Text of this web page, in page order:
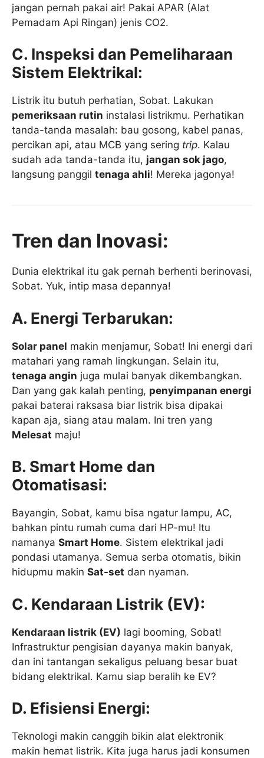
jangan pernah pakai air! Pakai APAR (Alat
Pemadam Api Ringan) jenis CO2.
C. Inspeksi dan Pemeliharaan
Sistem Elektrikal:
Listrik itu butuh perhatian, Sobat. Lakukan
pemeriksaan rutin instalasi listrikmu. Perhatikan
tanda-tanda masalah: bau gosong, kabel panas,
percikan api, atau MCB yang sering trip. Kalau
sudah ada tanda-tanda itu, jangan sok jago,
langsung panggil tenaga ahli! Mereka jagonya!
Tren dan Inovasi:
Dunia elektrikal itu gak pernah berhenti berinovasi,
Sobat. Yuk, intip masa depannya!
A. Energi Terbarukan:
Solar panel makin menjamur, Sobat! Ini energi dari
matahari yang ramah lingkungan. Selain itu,
tenaga angin juga mulai banyak dikembangkan.
Dan yang gak kalah penting, penyimpanan energi
pakai baterai raksasa biar listrik bisa dipakai
kapan aja, siang atau malam. Ini tren yang
Melesat maju!
B. Smart Home dan
Otomatisasi:
Bayangin, Sobat, kamu bisa ngatur lampu, AC,
bahkan pintu rumah cuma dari HP-mu! Itu
namanya Smart Home. Sistem elektrikal jadi
pondasi utamanya. Semua serba otomatis, bikin
hidupmu makin Sat-set dan nyaman.
C. Kendaraan Listrik (EV):
Kendaraan listrik (EV) lagi booming, Sobat!
Infrastruktur pengisian dayanya makin banyak,
dan ini tantangan sekaligus peluang besar buat
bidang elektrikal. Kamu siap beralih ke EV?
D. Efisiensi Energi:
Teknologi makin canggih bikin alat elektronik
makin hemat listrik. Kita juga harus jadi konsumen